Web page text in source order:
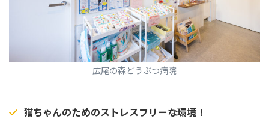
広尾の森どうぶつ病院
猫ちゃんのためのストレスフリーな環境！